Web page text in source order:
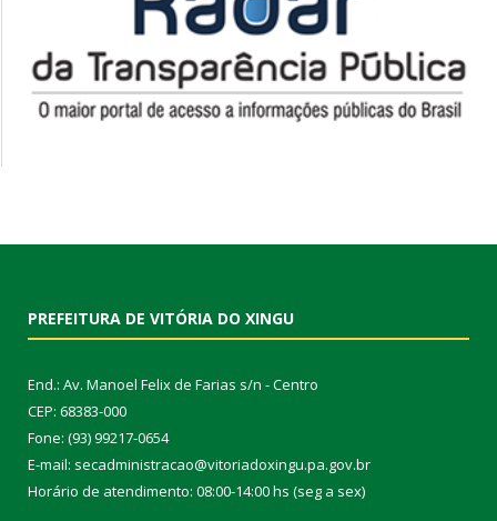
PREFEITURA DE VITÓRIA DO XINGU
End.: Av. Manoel Felix de Farias s/n - Centro
CEP: 68383-000
Fone: (93) 99217-0654
E-mail: secadministracao@vitoriadoxingu.pa.gov.br
Horário de atendimento: 08:00-14:00 hs (seg a sex)